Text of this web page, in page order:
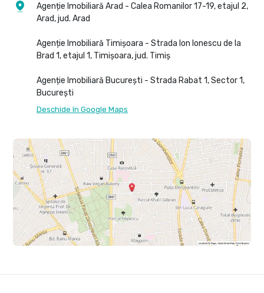
Agenție Imobiliară Arad - Calea Romanilor 17-19, etajul 2,
Arad, jud. Arad
Agenție Imobiliară Timișoara - Strada Ion Ionescu de la
Brad 1, etajul 1, Timișoara, jud. Timiș
Agenție Imobiliară București - Strada Rabat 1, Sector 1,
București
Deschide în Google Maps